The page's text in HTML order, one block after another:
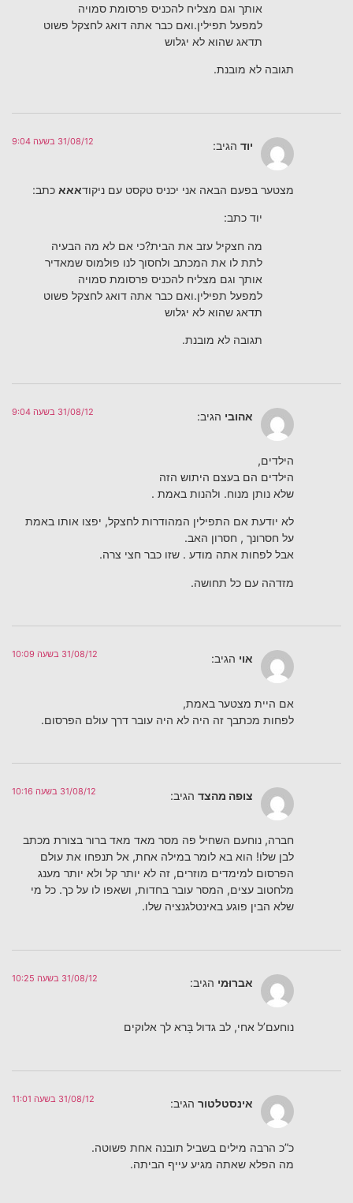
אותך וגם מצליח להכניס פרסומת סמויה
למפעל תפילין.ואם כבר אתה דואג לחצקל פשוט
תדאג שהוא לא יגלוש
תגובה לא מובנת.
יוד הגיב: 31/08/12 בשעה 9:04
מצטער בפעם הבאה אני יכניס טקסט עם ניקודאאא כתב:
יוד כתב:
מה חצקיל עזב את הבית?כי אם לא מה הבעיה
לתת לו את המכתב ולחסוך לנו פולמוס שמאדיר
אותך וגם מצליח להכניס פרסומת סמויה
למפעל תפילין.ואם כבר אתה דואג לחצקל פשוט
תדאג שהוא לא יגלוש
תגובה לא מובנת.
אהובי הגיב: 31/08/12 בשעה 9:04
הילדים,
הילדים הם בעצם היתוש הזה
שלא נותן מנוח. ולהנות באמת .
לא יודעת אם התפילין המהודרות לחצקל, יפצו אותו באמת
על חסרונך , חסרון האב.
אבל לפחות אתה מודע . שזו כבר חצי צרה.
מזדהה עם כל תחושה.
אוי הגיב: 31/08/12 בשעה 10:09
אם היית מצטער באמת,
לפחות מכתבך זה היה לא היה עובר דרך עולם הפרסום.
צופה מהצד הגיב: 31/08/12 בשעה 10:16
חברה, נוחעם השחיל פה מסר מאד מאד ברור בצורת מכתב
לבן שלו! הוא בא לומר במילה אחת, אל תנפחו את עולם
הפרסום למימדים מוזרים, זה לא יותר קל ולא יותר מענג
מלחטוב עצים, המסר עובר בחדות, ושאפו לו על כך. כל מי
שלא הבין פוגע באינטלגנציה שלו.
אברוּמי הגיב: 31/08/12 בשעה 10:25
נוחעם’ל אחי, לב גדול בָּרא לך אלוקים
אינסטלטור הגיב: 31/08/12 בשעה 11:01
כ”כ הרבה מילים בשביל תובנה אחת פשוטה.
מה הפלא שאתה מגיע עייף הביתה.